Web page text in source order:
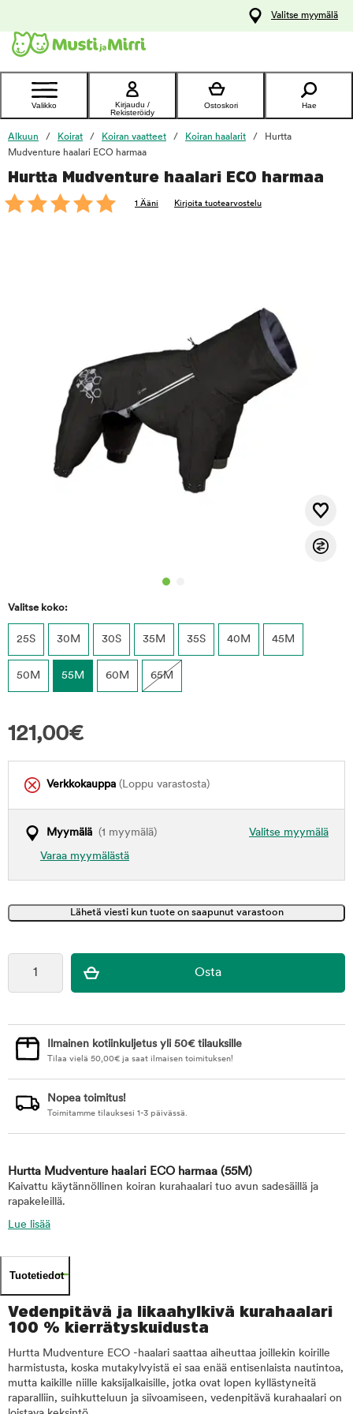
Ota yhteyttä
asiakaspalveluun
Valitse myymälä
Valikko
Kirjaudu /
Rekisteröidy
Ostoskori Hae
Alkuun Koirat Koiran vaatteet Koiran haalarit
Hurtta
Mudventure haalari ECO harmaa
Hurtta Mudventure haalari ECO harmaa
1 Ääni Kirjoita tuotearvostelu
Valitse koko:
25S 30M 30S 35M 35S 40M 45M
50M 55M 60M 65M
121,00€
Verkkokauppa (Loppu varastosta)
Valitse myymälä
Myymälä (1 myymälä)
Varaa myymälästä
foo
Ilmainen kotiinkuljetus yli 50€ tilauksille
Tilaa vielä 50,00€ ja saat ilmaisen toimituksen!
Nopea toimitus!
Toimitamme tilauksesi 1-3 päivässä.
Hurtta Mudventure haalari ECO harmaa (55M)
Kaivattu käytännöllinen koiran kurahaalari tuo avun sadesäillä ja
rapakeleillä.
Lue lisää
Tuotetiedot
Vedenpitävä ja likaahylkivä kurahaalari
100 % kierrätyskuidusta
Hurtta Mudventure ECO -haalari saattaa aiheuttaa joillekin koirille
harmistusta, koska mutakylvyistä ei saa enää entisenlaista nautintoa,
mutta kaikille niille kaksijalkaisille, jotka ovat lopen kyllästyneitä
raparalliin, suihkutteluun ja siivoamiseen, vedenpitävä kurahaalari on